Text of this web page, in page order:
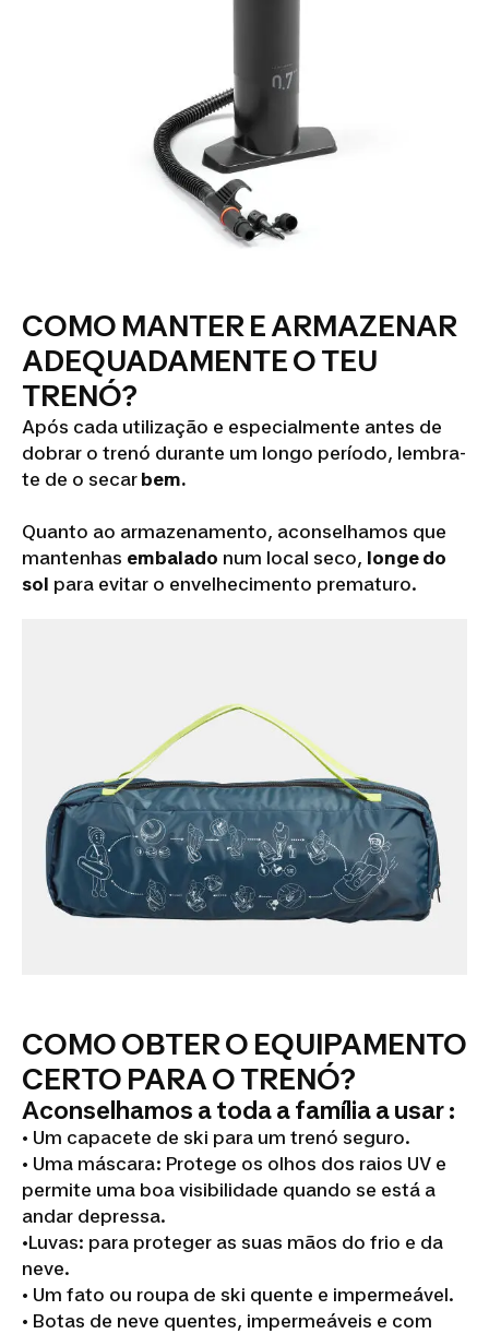
COMO MANTER E ARMAZENAR
ADEQUADAMENTE O TEU
TRENÓ?
Após cada utilização e especialmente antes de
dobrar o trenó durante um longo período, lembra-
te de o secar bem.
Quanto ao armazenamento, aconselhamos que
mantenhas embalado num local seco, longe do
sol para evitar o envelhecimento prematuro.
COMO OBTER O EQUIPAMENTO
CERTO PARA O TRENÓ?
Aconselhamos a toda a família a usar :
• Um capacete de ski para um trenó seguro.
• Uma máscara: Protege os olhos dos raios UV e
permite uma boa visibilidade quando se está a
andar depressa.
•Luvas: para proteger as suas mãos do frio e da
neve.
• Um fato ou roupa de ski quente e impermeável.
• Botas de neve quentes, impermeáveis e com